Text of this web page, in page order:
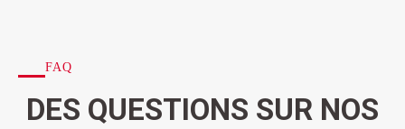
FAQ
DES QUESTIONS SUR NOS